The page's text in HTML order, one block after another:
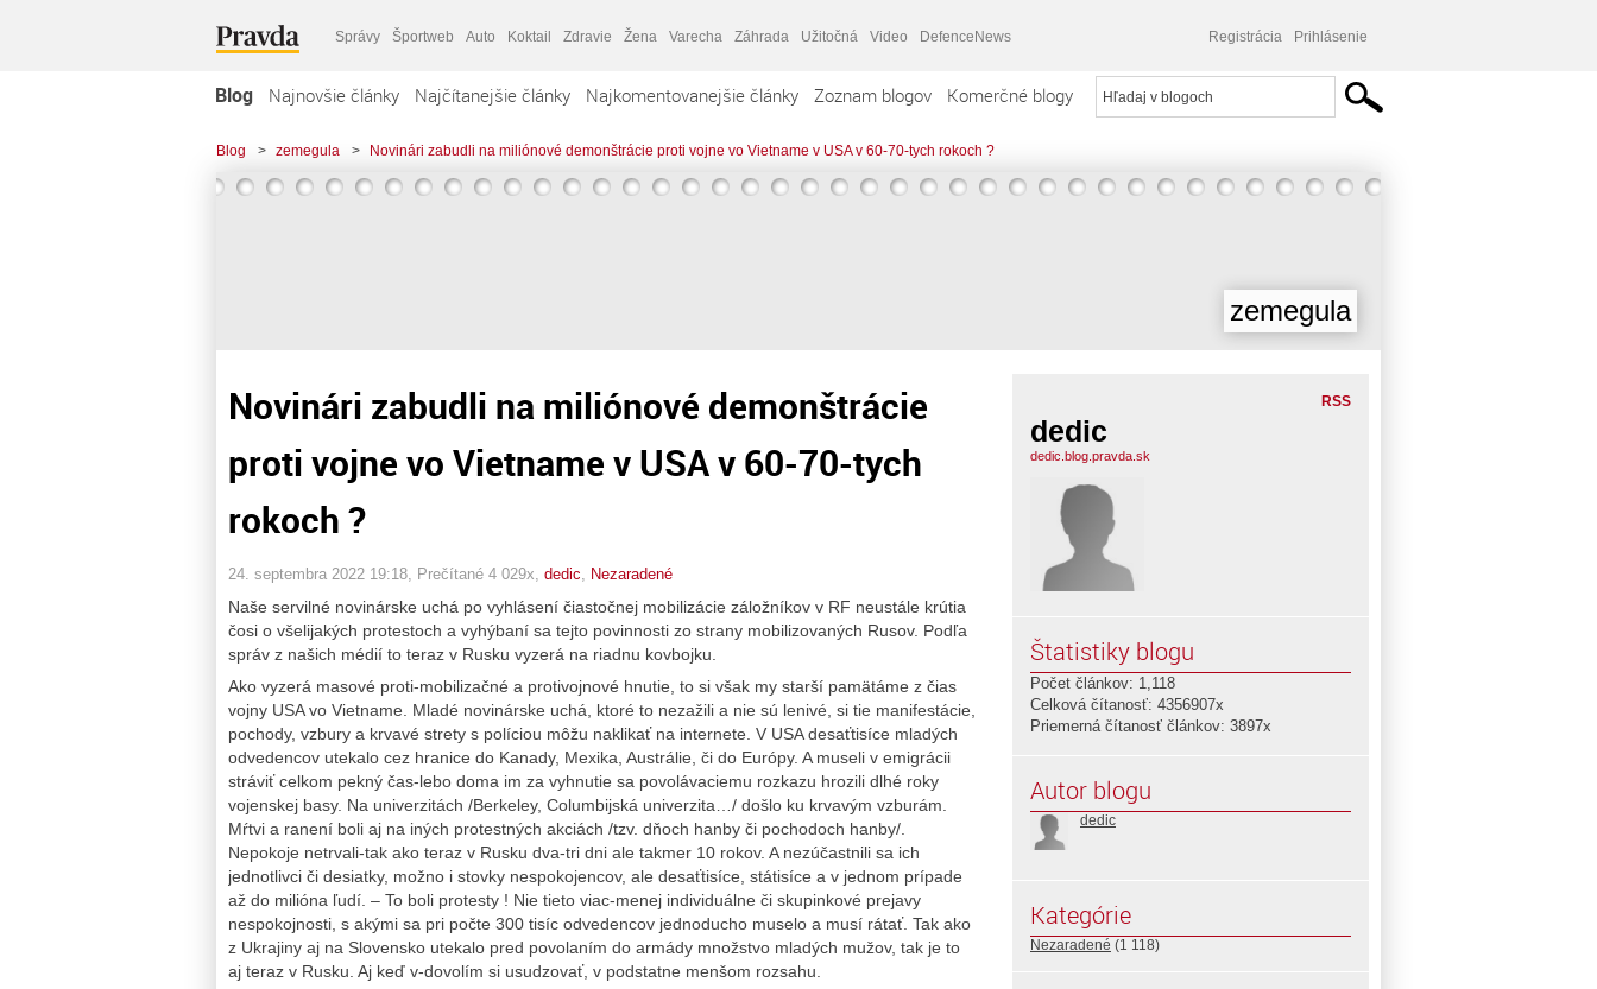
Správy Športweb Auto Koktail Zdravie Žena Varecha Záhrada Užitočná Video DefenceNews Registrácia Prihlásenie
Blog Najnovšie články Najčítanejšie články Najkomentovanejšie články Zoznam blogov Komerčné blogy
Blog > zemegula > Novinári zabudli na miliónové demonštrácie proti vojne vo Vietname v USA v 60-70-tych rokoch ?
zemegula
Novinári zabudli na miliónové demonštrácie
proti vojne vo Vietname v USA v 60-70-tych
rokoch ?
24. septembra 2022 19:18 , Prečítané 4 029x, dedic Nezaradené
Naše servilné novinárske uchá po vyhlásení čiastočnej mobilizácie záložníkov v RF neustále krútia
čosi o všelijakých protestoch a vyhýbaní sa tejto povinnosti zo strany mobilizovaných Rusov. Podľa
správ z našich médií to teraz v Rusku vyzerá na riadnu kovbojku.
Ako vyzerá masové proti-mobilizačné a protivojnové hnutie, to si však my starší pamätáme z čias
vojny USA vo Vietname. Mladé novinárske uchá, ktoré to nezažili a nie sú lenivé, si tie manifestácie,
pochody, vzbury a krvavé strety s políciou môžu naklikať na internete. V USA desaťtisíce mladých
odvedencov utekalo cez hranice do Kanady, Mexika, Austrálie, či do Európy. A museli v emigrácii
stráviť celkom pekný čas-lebo doma im za vyhnutie sa povolávaciemu rozkazu hrozili dlhé roky
vojenskej basy. Na univerzitách /Berkeley, Columbijská univerzita…/ došlo ku krvavým vzburám.
Mŕtvi a ranení boli aj na iných protestných akciách /tzv. dňoch hanby či pochodoch hanby/.
Nepokoje netrvali-tak ako teraz v Rusku dva-tri dni ale takmer 10 rokov. A nezúčastnili sa ich
jednotlivci či desiatky, možno i stovky nespokojencov, ale desaťtisíce, státisíce a v jednom prípade
až do milióna ľudí. – To boli protesty ! Nie tieto viac-menej individuálne či skupinkové prejavy
nespokojnosti, s akými sa pri počte 300 tisíc odvedencov jednoducho muselo a musí rátať. Tak ako
z Ukrajiny aj na Slovensko utekalo pred povolaním do armády množstvo mladých mužov, tak je to
aj teraz v Rusku. Aj keď v-dovolím si usudzovať, v podstatne menšom rozsahu.
RSS
dedic
dedic.blog.pravda.sk
Štatistiky blogu
Počet článkov: 1,118
Celková čítanosť: 4356907x
Priemerná čítanosť článkov: 3897x
Autor blogu
dedic
Kategórie
Nezaradené (1 118)